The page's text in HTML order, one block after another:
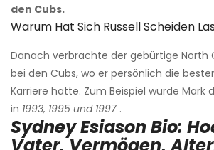
den Cubs.
Warum Hat Sich Russell Scheiden
Danach verbrachte der gebürtige North
bei den Cubs, wo er persönlich die
Karriere hatte. Zum Beispiel wurde Mark
in 1993, 1995 und 1997 .
Sydney Esiason Bio: